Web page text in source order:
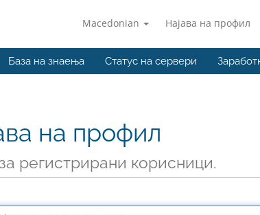
Macedonian Најава на профил
База на знаења Статус на сервери
на профил
регистрирани корисници.